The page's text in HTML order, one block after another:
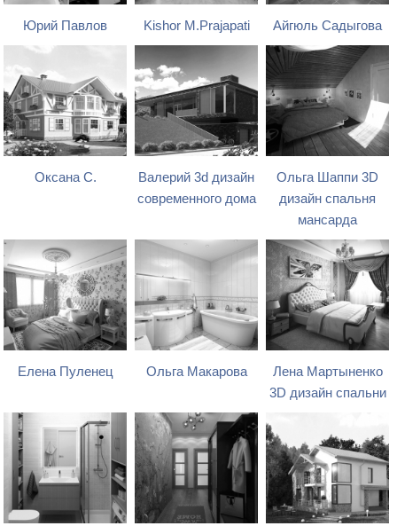
Юрий Павлов Kishor M.Prajapati Айгюль Садыгова
Оксана С.
Валерий 3d дизайн
современного дома
Ольга Шаппи 3D
дизайн спальня
мансарда
Елена Пуленец Ольга Макарова
Лена Мартыненко
3D дизайн спальни